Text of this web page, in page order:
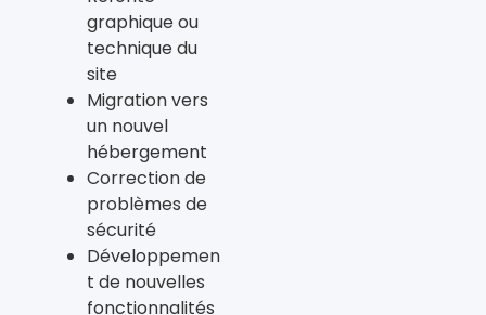
graphique ou
technique du
site
Migration vers
un nouvel
hébergement
Correction de
problèmes de
sécurité
Développemen
t de nouvelles
fonctionnalités